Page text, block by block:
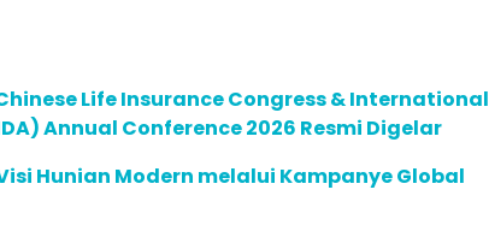
Life Insurance Congress & International
Annual Conference 2026 Resmi Digelar
Hunian Modern melalui Kampanye Global